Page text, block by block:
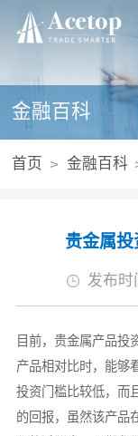
金融百科
首页 金融百科
贵金属投
发布时
目前，贵金属产品投
产品相对比时，能够
投资门槛比较低，而
的回报，虽然该产品